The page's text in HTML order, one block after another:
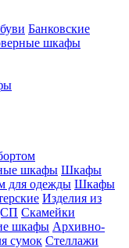
Банковские
шкафы
шкафы Шкафы
для одежды Шкафы
Изделия из
Скамейки
шкафы Архивно-
сумок Стеллажи